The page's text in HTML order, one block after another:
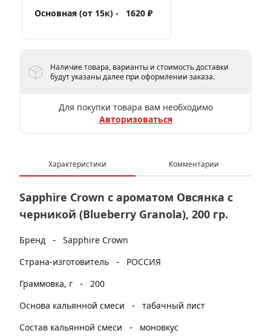
Основная (от 15к) -
1620 ₽
Наличие товара, варианты и стоимость доставки
будут указаны далее при оформлении заказа.
Для покупки товара вам необходимо
Авторизоваться
Характеристики Комментарии
Sapphire Crown с ароматом Овсянка с
черникой (Blueberry Granola), 200 гр.
Бренд - Sapphire Crown
Страна-изготовитель
-
РОССИЯ
Граммовка, г
- 200
Основа кальянной смеси
- табачный лист
Состав кальянной смеси
-
моновкус